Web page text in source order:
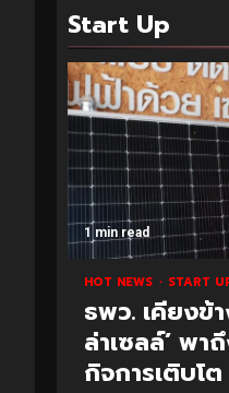
Start Up
1 min read
HOT NEWS START
ธพว. เคียงข้
ล่าเซลล์’ พ
กิจการเติบโต